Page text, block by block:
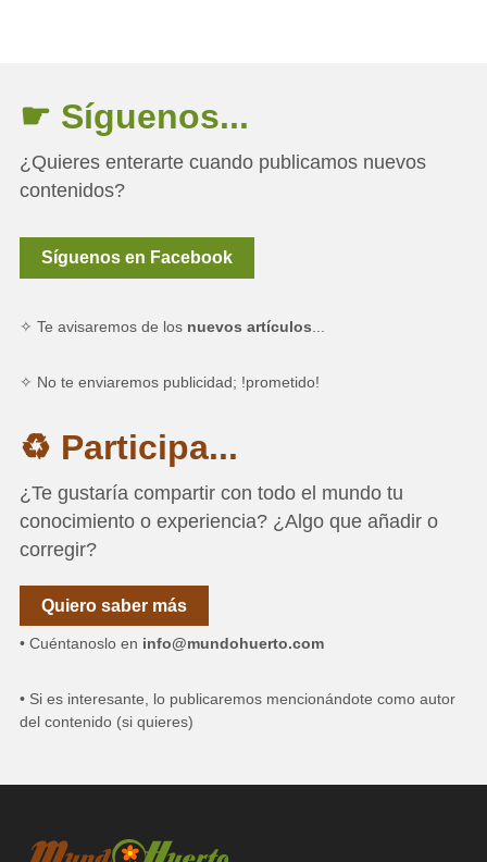
☛ Síguenos...
¿Quieres enterarte cuando publicamos nuevos
contenidos?
Síguenos en Facebook
✧ Te avisaremos de los nuevos artículos
✧ No te enviaremos publicidad; !prometido!
♻ Participa...
¿Te gustaría compartir con todo el mundo tu
conocimiento o experiencia? ¿Algo que añadir o
corregir?
Quiero saber más
• Cuéntanoslo en info@mundohuerto.com
• Si es interesante, lo publicaremos mencionándote como autor
del contenido (si quieres)